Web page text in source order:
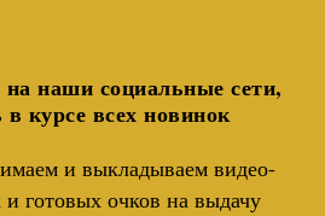
наши социальные сети,
курсе всех новинок
и выкладываем видео-
готовых очков на выдачу